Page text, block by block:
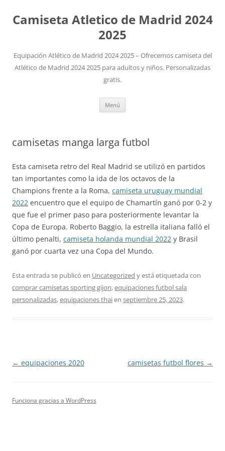
Camiseta Atletico de Madrid 2024
2025
Equipación Atlético de Madrid 2024 2025 – Ofrecemos camiseta del
Atlético de Madrid 2024 2025 para adultos y niños. Personalizadas
gratis.
Menú
camisetas manga larga futbol
Esta camiseta retro del Real Madrid se utilizó en partidos
tan importantes como la ida de los octavos de la
Champions frente a la Roma, camiseta uruguay mundial
2022 encuentro que el equipo de Chamartín ganó por 0-2 y
que fue el primer paso para posteriormente levantar la
Copa de Europa. Roberto Baggio, la estrella italiana falló el
último penalti, camiseta holanda mundial 2022 y Brasil
ganó por cuarta vez una Copa del Mundo.
Esta entrada se publicó en Uncategorized y está etiquetada con
comprar camisetas sporting gijon,equipaciones futbol sala
personalizadas,equipaciones thaien septiembre 25, 2023.
Navegación
← equipaciones 2020 camisetas futbol flores →
Funciona gracias a WordPress